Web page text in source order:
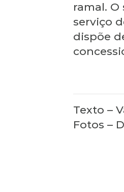
ramal.
serviço
dispõe
Texto –
Fotos –